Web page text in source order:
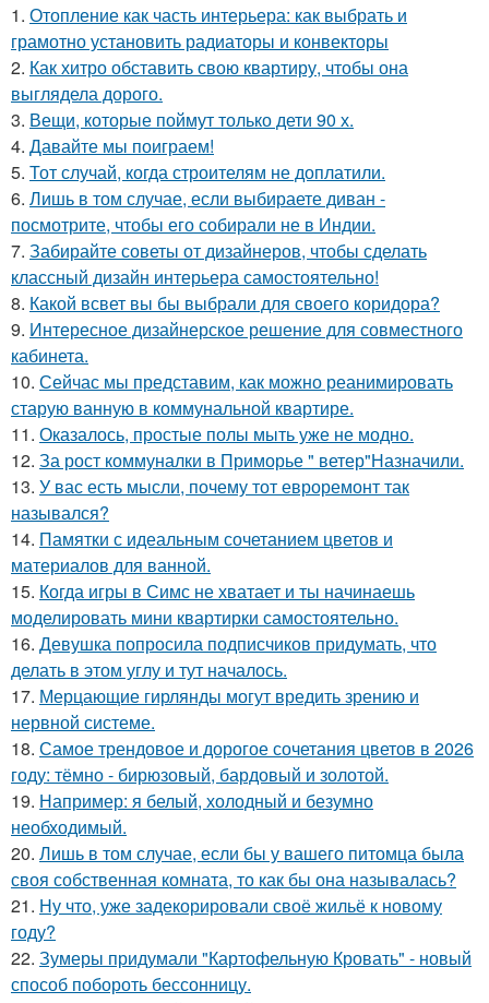
1. Отопление как часть интерьера: как выбрать и
грамотно установить радиаторы и конвекторы
2. Как хитро обставить свою квартиру, чтобы она
выглядела дорого.
3. Вещи, которые поймут только дети 90 х.
4. Давайте мы поиграем!
5. Тот случай, когда строителям не доплатили.
6. Лишь в том случае, если выбираете диван -
посмотрите, чтобы его собирали не в Индии.
7. Забирайте советы от дизайнеров, чтобы сделать
классный дизайн интерьера самостоятельно!
8. Какой всвет вы бы выбрали для своего коридора?
9. Интересное дизайнерское решение для совместного
кабинета.
10. Сейчас мы представим, как можно реанимировать
старую ванную в коммунальной квартире.
11. Оказалось, простые полы мыть уже не модно.
12. За рост коммуналки в Приморье " ветер"Назначили.
13. У вас есть мысли, почему тот евроремонт так
назывался?
14. Памятки с идеальным сочетанием цветов и
материалов для ванной.
15. Когда игры в Симс не хватает и ты начинаешь
моделировать мини квартирки самостоятельно.
16. Девушка попросила подписчиков придумать, что
делать в этом углу и тут началось.
17. Мерцающие гирлянды могут вредить зрению и
нервной системе.
18. Самое трендовое и дорогое сочетания цветов в 2026
году: тёмно - бирюзовый, бардовый и золотой.
19. Например: я белый, холодный и безумно
необходимый.
20. Лишь в том случае, если бы у вашего питомца была
своя собственная комната, то как бы она называлась?
21. Ну что, уже задекорировали своё жильё к новому
году?
22. Зумеры придумали "Картофельную Кровать" - новый
способ побороть бессонницу.